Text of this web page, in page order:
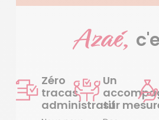
Azaé,
Zéro
tracas
administratif
Un
sur